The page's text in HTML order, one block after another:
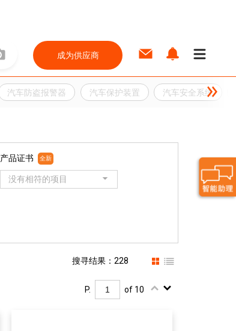
成为供应商
汽车防盗报警器 汽车保护装置 汽车安全系统
产品证书 全新
没有相符的项目
搜寻结果：228
P. of 10